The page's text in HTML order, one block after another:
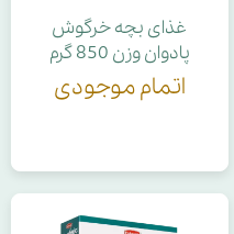
غذای بچه خرگوش
پادوان وزن 850 گرم
اتمام موجودی